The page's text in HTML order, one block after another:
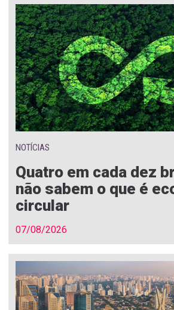
NOTÍCIAS
Quatro em cada dez
não sabem o que é
circular
07/08/2026